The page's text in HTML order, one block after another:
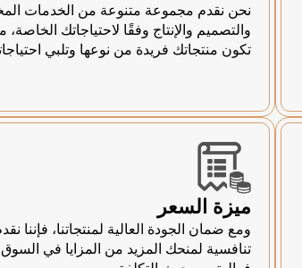
نحن نقدم مجموعة متنوعة من الخدمات
والتصميم والإنتاج وفقًا لاحتياجاتك
تكون منتجاتك فريدة من نوعها وتلبي
ميزة السعر
ومع ضمان الجودة العالية لمنتجاتنا، فإننا
تنافسية لمنحك المزيد من المزايا في